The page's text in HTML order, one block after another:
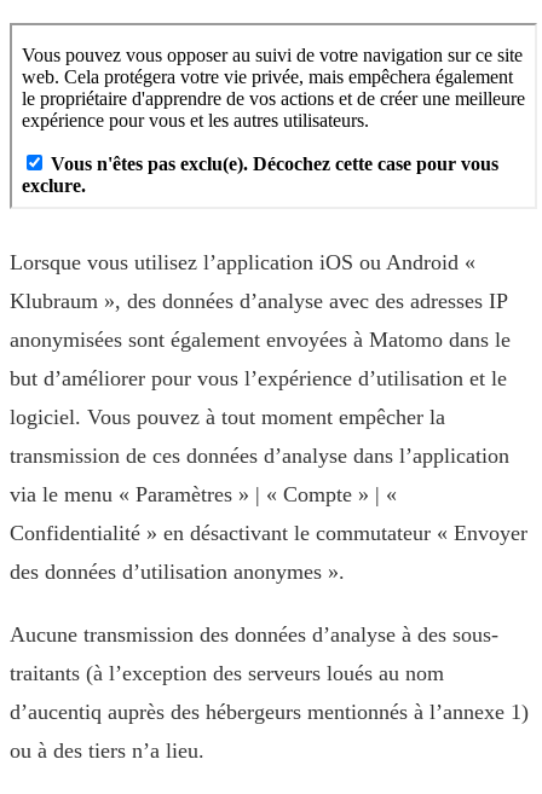
Lorsque vous utilisez l’application iOS ou Android «
Klubraum », des données d’analyse avec des adresses IP
anonymisées sont également envoyées à Matomo dans le
but d’améliorer pour vous l’expérience d’utilisation et le
logiciel. Vous pouvez à tout moment empêcher la
transmission de ces données d’analyse dans l’application
via le menu « Paramètres » | « Compte » | «
Confidentialité » en désactivant le commutateur « Envoyer
des données d’utilisation anonymes ».
Aucune transmission des données d’analyse à des sous-
traitants (à l’exception des serveurs loués au nom
d’aucentiq auprès des hébergeurs mentionnés à l’annexe 1)
ou à des tiers n’a lieu.